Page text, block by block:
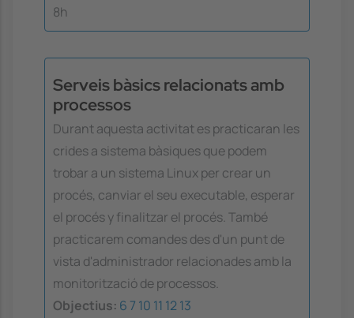
8h
Serveis bàsics relacionats amb
processos
Durant aquesta activitat es practicaran les
crides a sistema bàsiques que podem
trobar a un sistema Linux per crear un
procés, canviar el seu executable, esperar
el procés y finalitzar el procés. També
practicarem comandes des d'un punt de
vista d'administrador relacionades amb la
monitorització de processos.
Objectius: 6 7 10 11 1213